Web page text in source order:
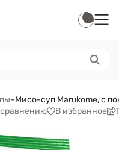
–Мисо-суп Marukome, с
В избранное